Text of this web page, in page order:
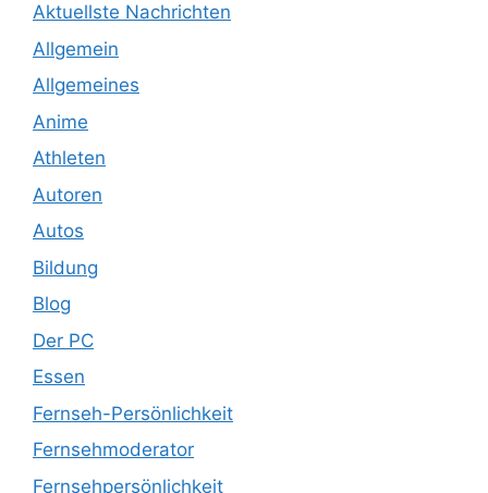
Aktuellste Nachrichten
Allgemein
Allgemeines
Anime
Athleten
Autoren
Autos
Bildung
Blog
Der PC
Essen
Fernseh-Persönlichkeit
Fernsehmoderator
Fernsehpersönlichkeit